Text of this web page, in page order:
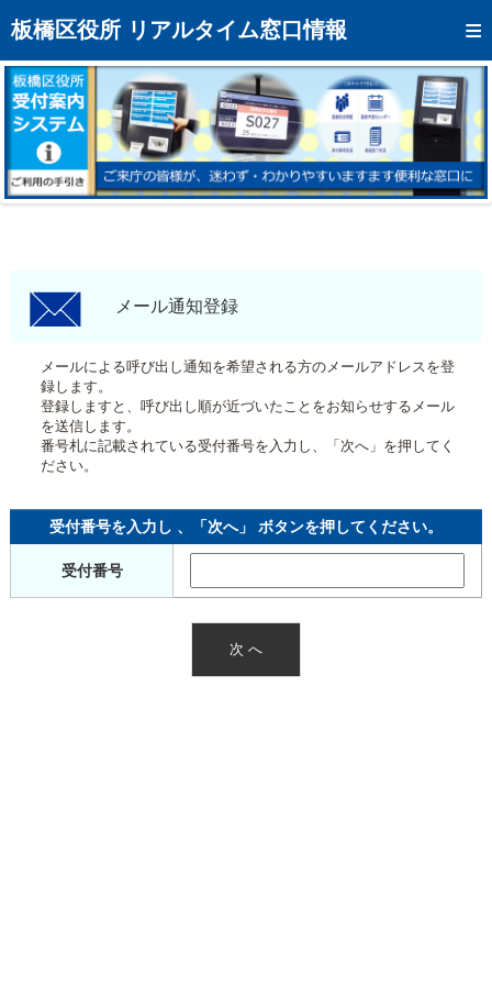
板橋区役所 リアルタイム窓口情報
トップページへ
混雑予想カレンダー
リアルタイム混雑状況
リアルタイム受付番号状況
メール通知登録
モバイルサイト
区役所フロアマップ
メール通知登録
メールによる呼び出し通知を希望される方のメールアドレスを登
録します。
登録しますと、呼び出し順が近づいたことをお知らせするメール
を送信します。
番号札に記載されている受付番号を入力し、「次へ」を押してく
ださい。
受付番号を入力し 、「次へ」 ボタンを押してください。
受付番号